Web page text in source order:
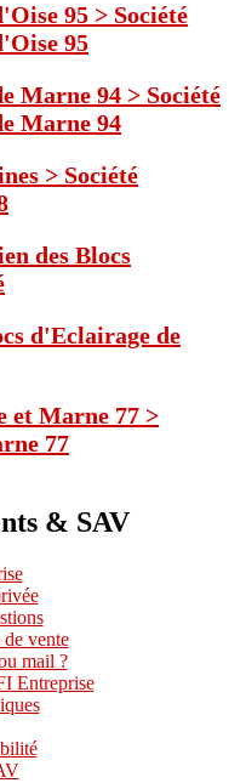
95 > Société
95
Marne 94 > Société
Marne 94
> Société
des Blocs
d'Eclairage de
et Marne 77 >
77
& SAV
vente
mail ?
Entreprise